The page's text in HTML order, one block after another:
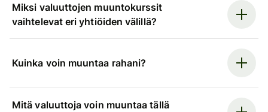
Miksi valuuttojen muuntokurssit
vaihtelevat eri yhtiöiden välillä?
Kuinka voin muuntaa rahani?
Mitä valuuttoja voin muuntaa tällä